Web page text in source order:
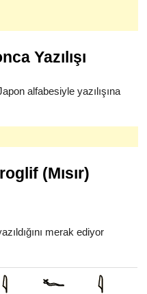
Yazılışı
alfabesiyle yazılışına
(Mısır)
merak ediyor